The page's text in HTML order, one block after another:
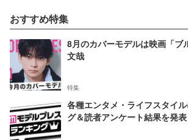
おすすめ特集
8月のカバーモデルは映画「ブ
文哉
特集
各種エンタメ・ライフスタイ
グ＆読者アンケート結果を発表